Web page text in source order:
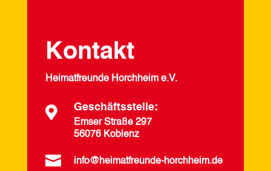
Kontakt
Heimatfreunde Horchheim e.V.
 Geschäftsstelle:
Emser Straße 297
56076 Koblenz
 info@heimatfreunde-horchheim.de